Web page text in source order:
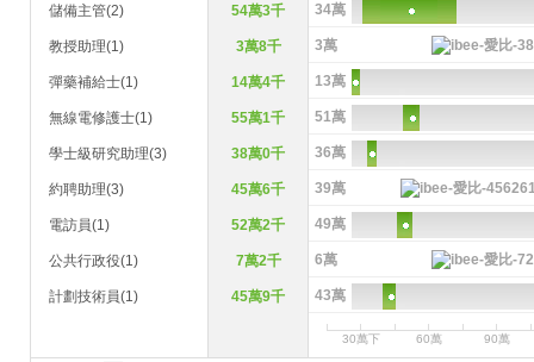
儲備主管(2) 54萬3千 34萬
教授助理(1) 3萬8千 3萬
彈藥補給士(1) 14萬4千 13萬
無線電修護士(1) 55萬1千 51萬
學士級研究助理(3) 38萬0千 36萬
約聘助理(3) 45萬6千 39萬
電訪員(1) 52萬2千 49萬
公共行政役(1) 7萬2千 6萬
計劃技術員(1) 45萬9千 43萬
30萬下 60萬 90萬